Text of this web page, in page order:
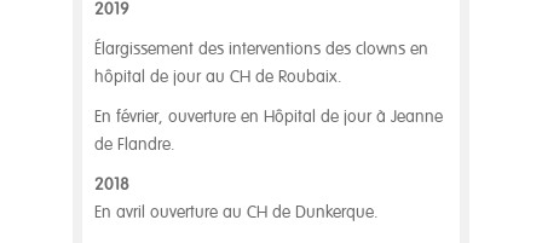
2019
Élargissement des interventions des clowns en
hôpital de jour au CH de Roubaix.
En février, ouverture en Hôpital de jour à Jeanne
de Flandre.
2018
En avril ouverture au CH de Dunkerque.